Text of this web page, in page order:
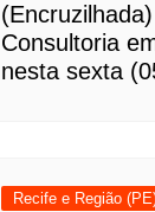
Consultoria
nesta sexta
Recife e Região